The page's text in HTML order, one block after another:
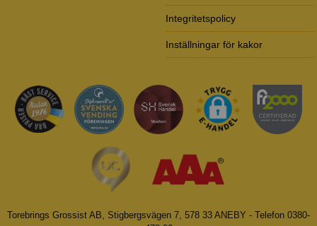
Integritetspolicy
Inställningar för kakor
Torebrings Grossist AB, Stigbergsvägen 7, 578 33 ANEBY - Telefon 0380-